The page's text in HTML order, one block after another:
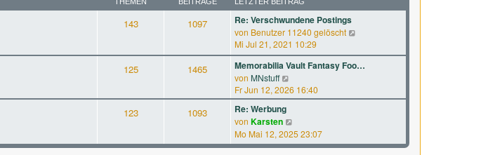
g
i
t
r
a
g
r
B
e
t
g
s
t
e
r
B
e
t
g
143 1097 Re: Verschwundene Postings
von Benutzer 11240 gelöscht
u
e
e
i
Mi Jul 21, 2021 10:29
125 1465 Memorabilia Vault Fantasy Foo…
von MNstuff
e
u
s
t
e
Fr Jun 12, 2026 16:40
123 1093 Re: Werbung
von Karsten
e
u
Mo Mai 12, 2025 23:07